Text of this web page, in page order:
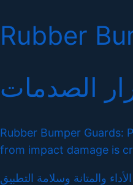
Rubber
الصدمات
Rubber Bumper Guards:
from impact damage is